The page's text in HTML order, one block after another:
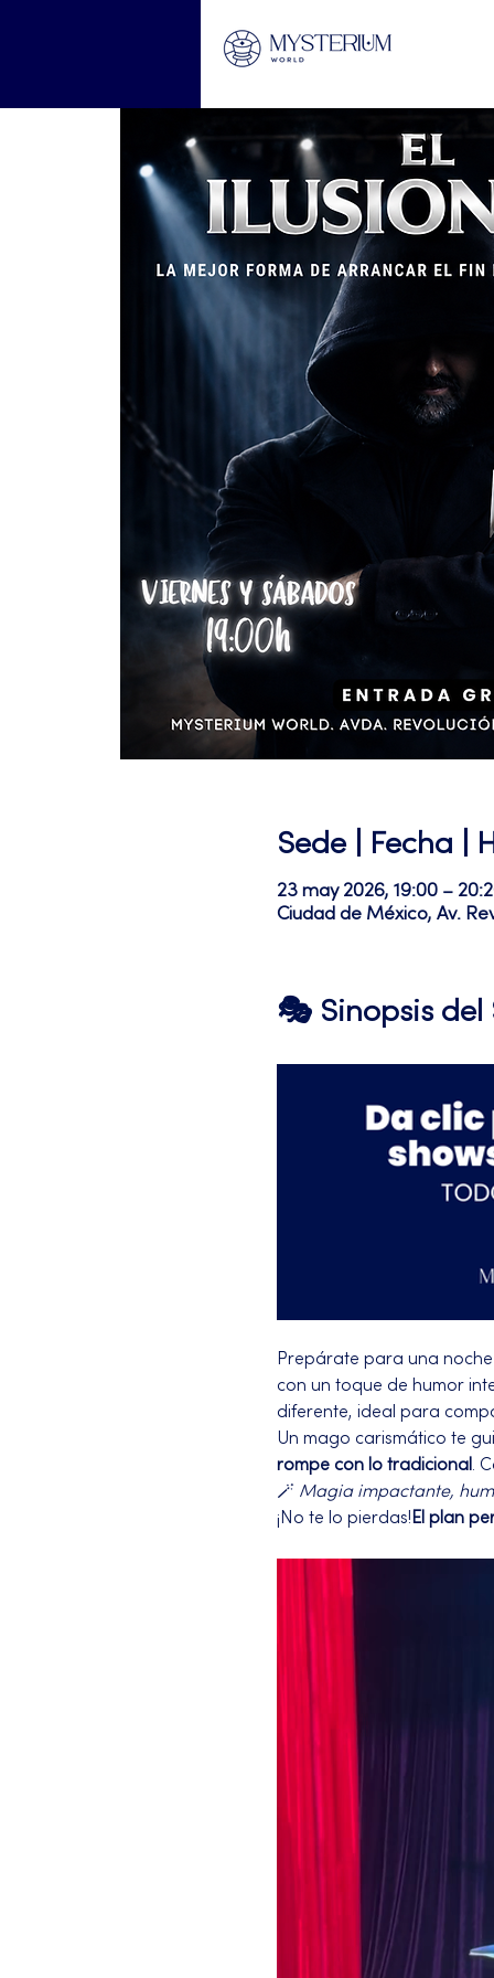
Sede | Fecha |
23 may 2026, 19:00 –
Ciudad de México, Av.
🎭 Sinopsis del
Prepárate para una
con un toque de humor
diferente, ideal para
Un mago carismático te
rompe con lo tradicional .
🪄 Magia impactante,
¡No te lo pierdas! El plan